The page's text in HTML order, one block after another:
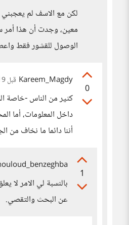
لكن مع الاسف لم
معين، وجدت أن هذا أمر
الوصول للقشور فقط
0
Kareem_Magdy قبل 9 أشهر
كثير من الناس -خاصة
أننا دائما ما نخاف من
1
بالنسبة لي الامر لا
عن البحث والتقصي.